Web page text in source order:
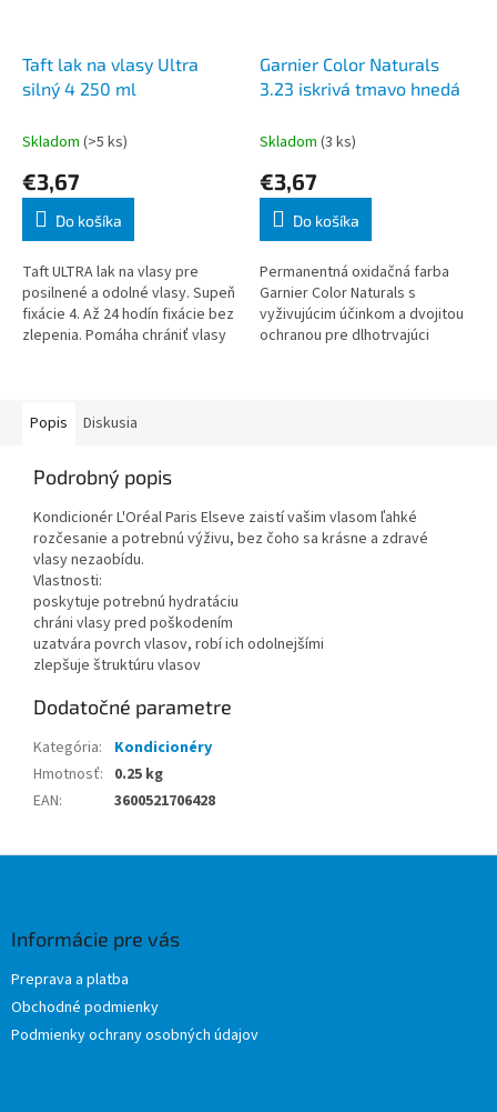
Taft lak na vlasy Ultra
silný 4 250 ml
Skladom (>5 ks)
€3,67
Do košíka
Taft ULTRA lak na vlasy pre
posilnené a odolné vlasy. Supeň
fixácie 4. Až 24 hodín fixácie bez
zlepenia. Pomáha chrániť vlasy
Garnier Color Naturals
3.23 iskrivá tmavo hnedá
Skladom (3 ks)
€3,67
Do košíka
Permanentná oxidačná farba
Garnier Color Naturals s
vyživujúcim účinkom a dvojitou
ochranou pre dlhotrvajúci
Popis
Diskusia
Podrobný popis
Kondicionér L'Oréal Paris Elseve zaistí vašim vlasom ľahké
rozčesanie a potrebnú výživu, bez čoho sa krásne a zdravé
vlasy nezaobídu.
Vlastnosti:
poskytuje potrebnú hydratáciu
chráni vlasy pred poškodením
uzatvára povrch vlasov, robí ich odolnejšími
zlepšuje štruktúru vlasov
Dodatočné parametre
Kategória:
Kondicionéry
Hmotnosť: 0.25 kg
EAN: 3600521706428
Informácie pre vás
Preprava a platba
Obchodné podmienky
Podmienky ochrany osobných údajov